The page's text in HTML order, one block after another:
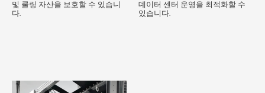
및 쿨링 자산을 보호할 수 있습니
다.
데이터 센터 운영을 최적화할 수
있습니다.